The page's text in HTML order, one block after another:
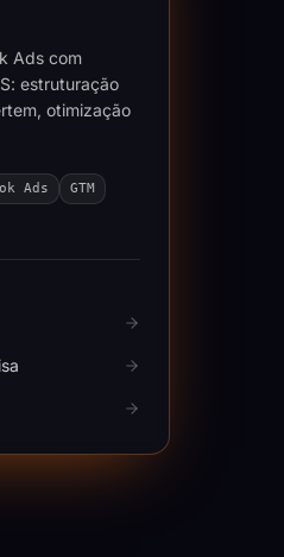
Ads com
estruturação
otimização
Ads
GTM